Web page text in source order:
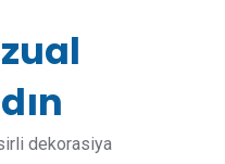
dekorasiya